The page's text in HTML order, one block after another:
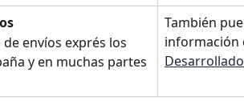
envíos exprés los
y en muchas partes
También